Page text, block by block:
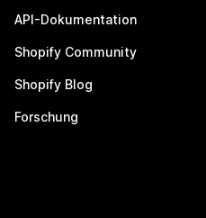
API-Dokumentation
Shopify Community
Shopify Blog
Forschung